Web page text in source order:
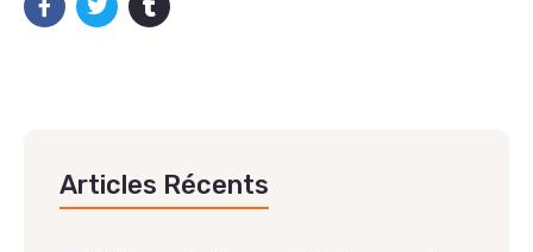
Articles Récents